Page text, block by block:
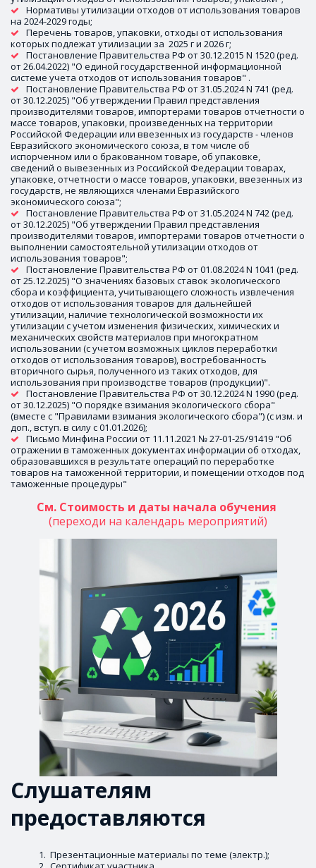
Нормативы утилизации отходов от использования товаров
на 2024-2029 годы;
Перечень товаров, упаковки, отходы от использования
которых подлежат утилизации за  2025 г и 2026 г;
Постановление Правительства РФ от 30.12.2015 N 1520 (ред.
от 26.04.2022) "О единой государственной информационной
системе учета отходов от использования товаров" .
Постановление Правительства РФ от 31.05.2024 N 741 (ред.
от 30.12.2025) "Об утверждении Правил представления
производителями товаров, импортерами товаров отчетности о
массе товаров, упаковки, произведенных на территории
Российской Федерации или ввезенных из государств - членов
Евразийского экономического союза, в том числе об
испорченном или о бракованном товаре, об упаковке,
сведений о вывезенных из Российской Федерации товарах,
упаковке, отчетности о массе товаров, упаковки, ввезенных из
государств, не являющихся членами Евразийского
экономического союза";
Постановление Правительства РФ от 31.05.2024 N 742 (ред.
от 30.12.2025) "Об утверждении Правил представления
производителями товаров, импортерами товаров отчетности о
выполнении самостоятельной утилизации отходов от
использования товаров";
Постановление Правительства РФ от 01.08.2024 N 1041 (ред.
от 25.12.2025) "О значениях базовых ставок экологического
сбора и коэффициента, учитывающего сложность извлечения
отходов от использования товаров для дальнейшей
утилизации, наличие технологической возможности их
утилизации с учетом изменения физических, химических и
механических свойств материалов при многократном
использовании (с учетом возможных циклов переработки
отходов от использования товаров), востребованность
вторичного сырья, полученного из таких отходов, для
использования при производстве товаров (продукции)".
Постановление Правительства РФ от 30.12.2024 N 1990 (ред.
от 30.12.2025) "О порядке взимания экологического сбора"
(вместе с "Правилами взимания экологического сбора") (с изм. и
доп., вступ. в силу с 01.01.2026);
Письмо Минфина России от 11.11.2021 № 27-01-25/91419 "Об
отражении в таможенных документах информации об отходах,
образовавшихся в результате операций по переработке
товаров на таможенной территории, и помещении отходов под
таможенные процедуры"
(переходи на календарь мероприятий)
Слушателям
предоставляются
Презентационные материалы по теме (электр.);